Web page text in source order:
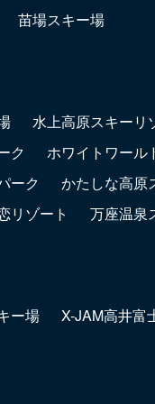
苗場スキー場
水上高原スキーリ
ク
ホワイトワール
ーク
かたしな高原
リゾート
万座温泉
ー場 X-JAM高井富